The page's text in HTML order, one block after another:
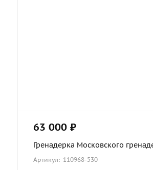
63 000 ₽
Гренадерка Московского
Артикул: 110968-530